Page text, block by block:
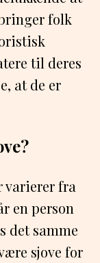
folk
til deres
at de er
varierer fra
en person
det samme
sjove for